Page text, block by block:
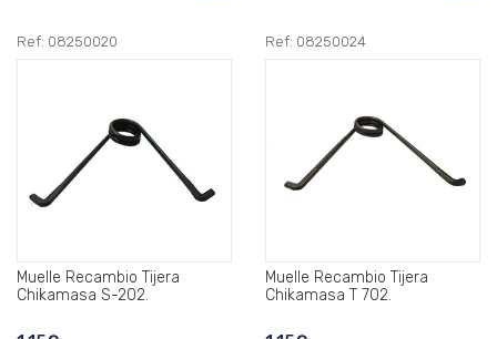
Ref: 08250020
Muelle Recambio Tijera
Chikamasa S-202.
Ref: 08250024
Muelle Recambio Tijera
Chikamasa T 702.